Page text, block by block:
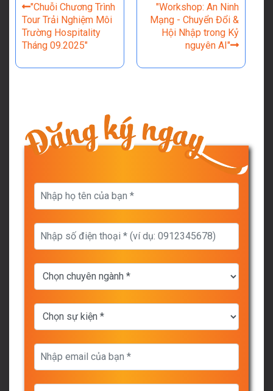
"Chuỗi Chương Trình
Tour Trải Nghiệm Môi
Trường Hospitality
Tháng 09.2025"
"Workshop: An Ninh
Mạng - Chuyển Đổi &
Hội Nhập trong Kỷ
nguyên AI"